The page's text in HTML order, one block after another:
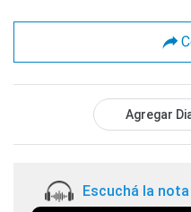
Agregar
Escuchá la